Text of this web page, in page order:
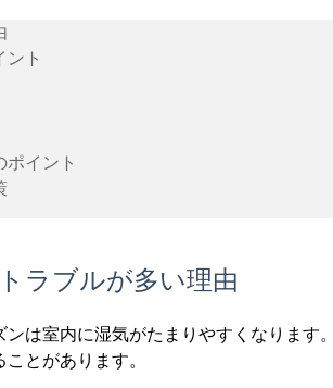
ント
ポイント
ラブルが多い理由
は室内に湿気がたまりやすくなります
とがあります。